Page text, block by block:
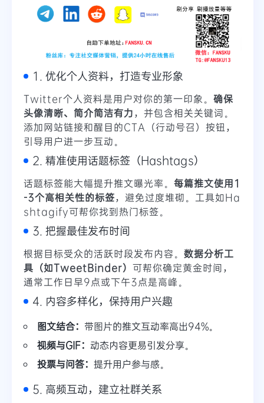
1. 优化个人资料，打造专业形象
Twitter个人资料是用户对你的第一印象。 确保
头像清晰、简介简洁有力，并包含相关关键词。
添加网站链接和醒目的CTA（行动号召）按钮，
引导用户进一步互动。
2. 精准使用话题标签（Hashtags）
话题标签能大幅提升推文曝光率。 每篇推文使用1
-3个高相关性的标签，避免过度堆砌。工具如Ha
shtagify可帮你找到热门标签。
3. 把握最佳发布时间
根据目标受众的活跃时段发布内容。 数据分析工
具（如TweetBinder） 可帮你确定黄金时间，
通常工作日早9点或下午3点是高峰。
4. 内容多样化，保持用户兴趣
图文结合： 带图片的推文互动率高出94%。
视频与GIF： 动态内容更易引发分享。
投票与问答： 提升用户参与感。
5. 高频互动，建立社群关系